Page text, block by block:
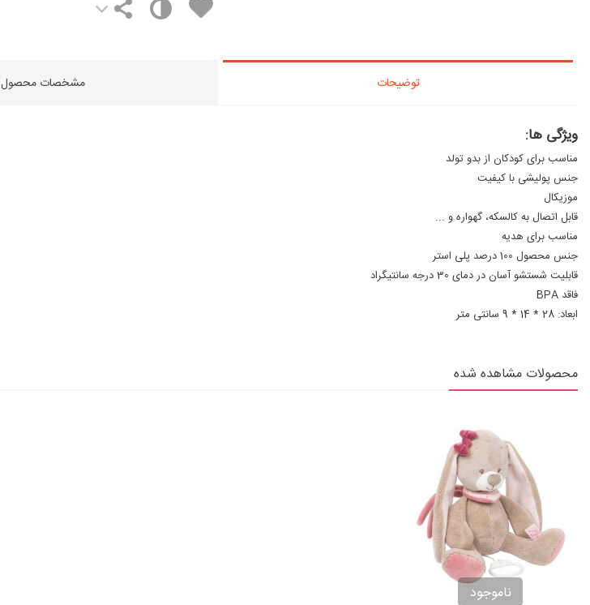
توضیحات مشخصات محصول
ویژگی ها:
مناسب برای کودکان از بدو تولد
جنس پولیشی با کیفیت
موزیکال
قابل اتصال به کالسکه، گهواره و ...
مناسب برای هدیه
جنس محصول 100 درصد پلی استر
قابلیت شستشو آسان در دمای 30 درجه سانتیگراد
فاقد BPA
ابعاد: 28 * 14 * 9 سانتی متر
محصولات مشاهده شده
ناموجود